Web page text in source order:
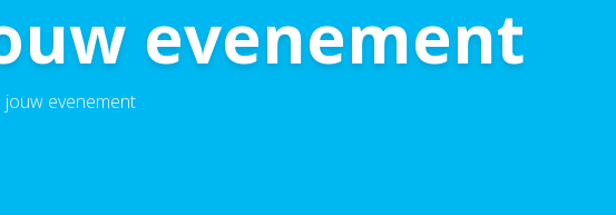
evenement
evenement